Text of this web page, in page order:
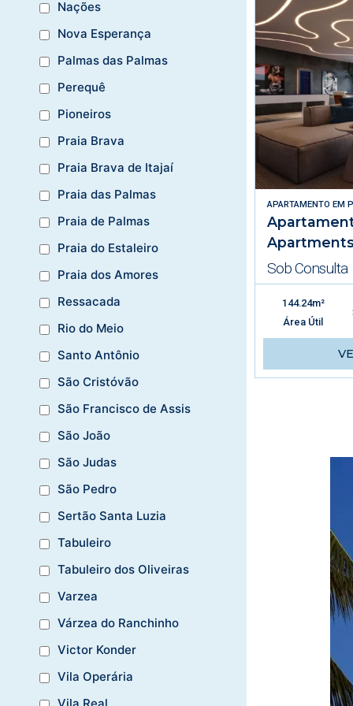
Nações
Nova Esperança
Palmas das Palmas
Perequê
Pioneiros
Praia Brava
Praia Brava de Itajaí
Praia das Palmas
Praia de Palmas
Praia do Estaleiro
Praia dos Amores
Ressacada
Rio do Meio
Santo Antônio
São Cristóvão
São Francisco de Assis
São João
São Judas
São Pedro
Sertão Santa Luzia
Tabuleiro
Tabuleiro dos Oliveiras
Varzea
Várzea do Ranchinho
Victor Konder
Vila Operária
APARTAMENTO EM
Sob Consulta
144.24m²
Área Útil